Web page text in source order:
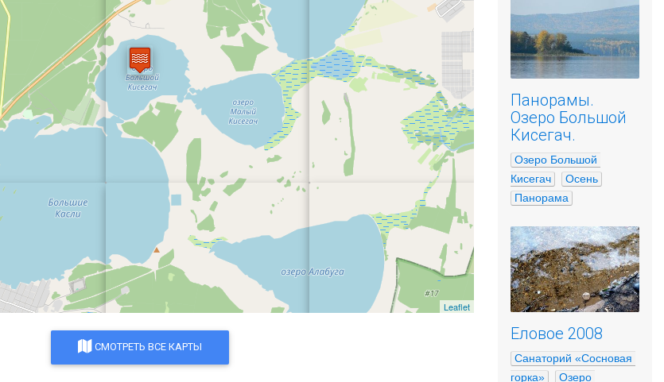
Leaflet
СМОТРЕТЬ ВСЕ КАРТЫ
Панорамы.
Озеро Большой
Кисегач.
Озеро Большой
Кисегач
Осень
Панорама
Еловое 2008
Санаторий «Сосновая
горка»
Озеро